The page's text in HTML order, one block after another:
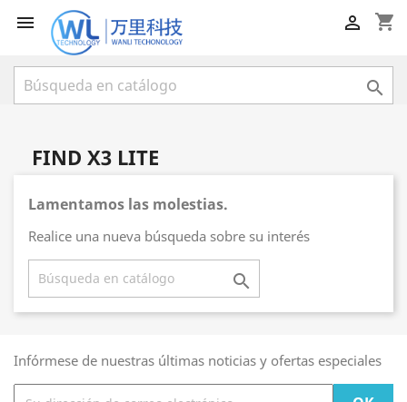
 shopping_cart


FIND X3 LITE
Lamentamos las molestias.
Realice una nueva búsqueda sobre su interés

Infórmese de nuestras últimas noticias y ofertas especiales